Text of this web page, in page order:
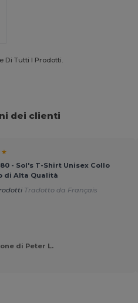
Di Tutti I Prodotti.
dei clienti
★
- Sol's T-Shirt Unisex Collo
di Alta Qualità
Tradotto da Français
di Peter L.